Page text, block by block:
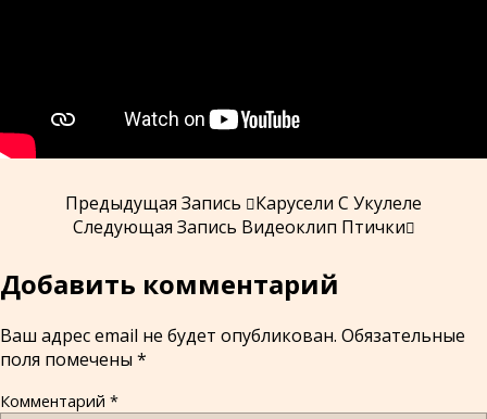
Предыдущая Запись
Карусели С Укулеле
Следующая Запись Видеоклип Птички
Добавить комментарий
Ваш адрес email не будет опубликован. Обязательные
поля помечены *
Комментарий *